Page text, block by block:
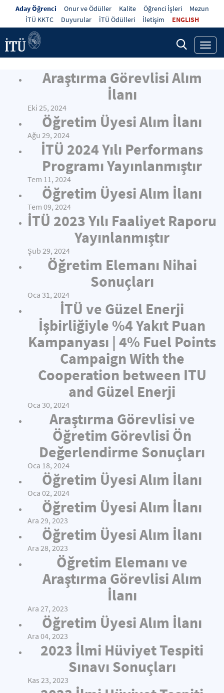
Aday Öğrenci Onur ve Ödüller Kalite Öğrenci İşleri
Mezun
İTÜ KKTC
Duyurular İTÜ Ödülleri İletişim ENGLISH
Araştırma Görevlisi Alım
İlanı
Eki 25, 2024
Öğretim Üyesi Alım İlanı
Ağu 29, 2024
İTÜ 2024 Yılı Performans
Programı Yayınlanmıştır
Tem 11, 2024
Öğretim Üyesi Alım İlanı
Tem 09, 2024
İTÜ 2023 Yılı Faaliyet Raporu
Yayınlanmıştır
Şub 29, 2024
Öğretim Elemanı Nihai
Sonuçları
Oca 31, 2024
İTÜ ve Güzel Enerji
İşbirliğiyle %4 Yakıt Puan
Kampanyası | 4% Fuel Points
Campaign With the
Cooperation between ITU
and Güzel Enerji
Oca 30, 2024
Araştırma Görevlisi ve
Öğretim Görevlisi Ön
Değerlendirme Sonuçları
Oca 18, 2024
Öğretim Üyesi Alım İlanı
Oca 02, 2024
Öğretim Üyesi Alım İlanı
Ara 29, 2023
Öğretim Üyesi Alım İlanı
Ara 28, 2023
Öğretim Elemanı ve
Araştırma Görevlisi Alım
İlanı
Ara 27, 2023
Öğretim Üyesi Alım İlanı
Ara 04, 2023
2023 İlmi Hüviyet Tespiti
Sınavı Sonuçları
Kas 23, 2023